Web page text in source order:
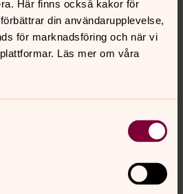
Här finns också kakor för
din användarupplevelse,
för marknadsföring och när vi
Läs mer om våra
och julmusik
med Värnamo